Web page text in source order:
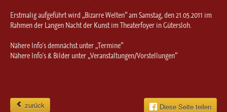
Erstmalig aufgeführt wird „Bizarre Welten“ am Samstag, den 21.05.2011 im
Rahmen der Langen Nacht der Kunst im Theaterfoyer in Gütersloh.
Nähere Info´s demnächst unter „Termine“
Nähere Info´s & Bilder unter „Veranstaltungen/Vorstellungen“
zurück Diese Seite teilen